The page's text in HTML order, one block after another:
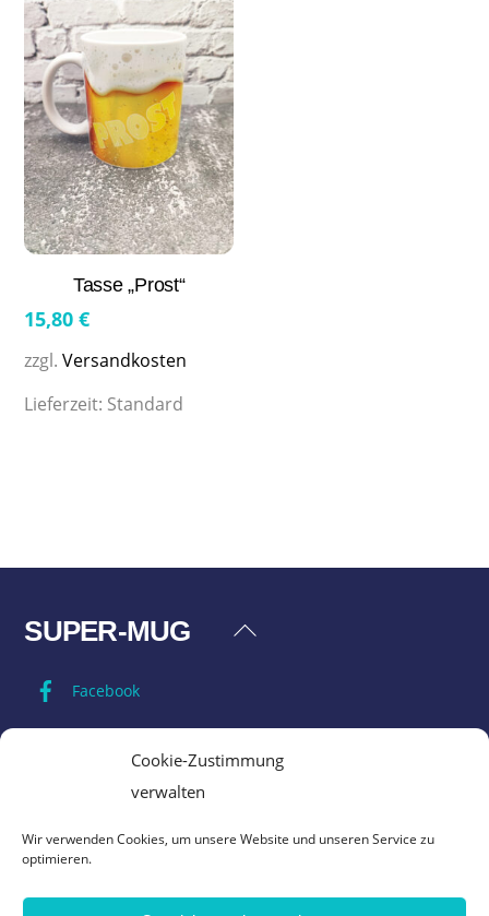
Cookie-Zustimmung
verwalten
Wir verwenden Cookies, um unsere Website und unseren Service zu
optimieren.
Tasse „Prost“
15,80€
zzgl.Versandkosten
Lieferzeit: Standard
Back
SUPER-MUG
Facebook